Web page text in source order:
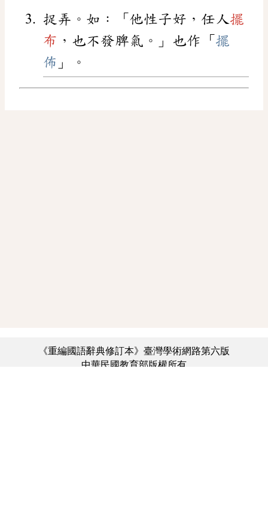
捉弄。如：「他性子好，任人 擺
布 ，也不發脾氣。」也作「 擺
佈 」。
《重編國語辭典修訂本》臺灣學術網路第六版
中華民國教育部版權所有